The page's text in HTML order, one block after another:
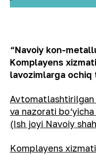
“Navoiy kon-
Komplayens
lavozimlarga ochiq
va nazorati
(Ish joyi Navoiy
Komplayens